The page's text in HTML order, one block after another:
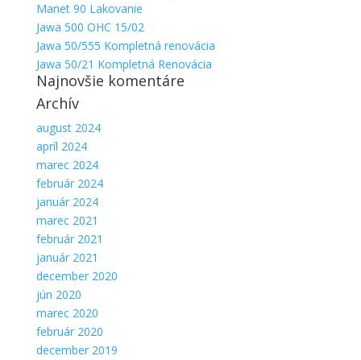
Manet 90 Lakovanie
Jawa 500 OHC 15/02
Jawa 50/555 Kompletná renovácia
Jawa 50/21 Kompletná Renovácia
Najnovšie komentáre
Archív
august 2024
apríl 2024
marec 2024
február 2024
január 2024
marec 2021
február 2021
január 2021
december 2020
jún 2020
marec 2020
február 2020
december 2019